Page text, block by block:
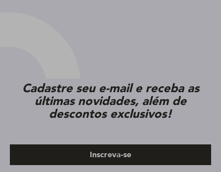
Cadastre seu e-mail e receba as
últimas novidades, além de
descontos exclusivos!
Inscreva-se